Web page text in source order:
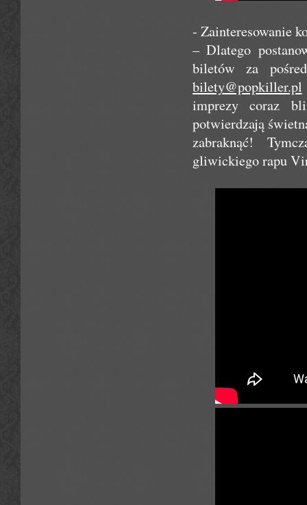
- Zainteresowanie
– Dlatego
biletów za
bilety@popkiller.pl
imprezy coraz
potwierdzają
zabraknąć!
gliwickiego rapu